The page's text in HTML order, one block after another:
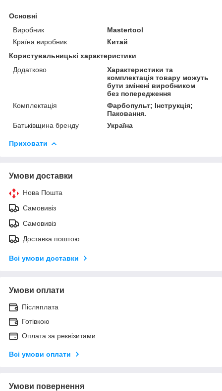
Основні
Виробник
Mastertool
Країна виробник
Китай
Користувальницькі характеристики
Додатково
Характеристики та
комплектація товару можуть
бути змінені виробником
без попередження
Комплектація
Фарбопульт; Інструкція;
Паковання.
Батьківщина бренду
Україна
Приховати
Умови доставки
Нова Пошта
Самовивіз
Самовивіз
Доставка поштою
Всі умови доставки
Умови оплати
Післяплата
Готівкою
Оплата за реквізитами
Всі умови оплати
Умови повернення